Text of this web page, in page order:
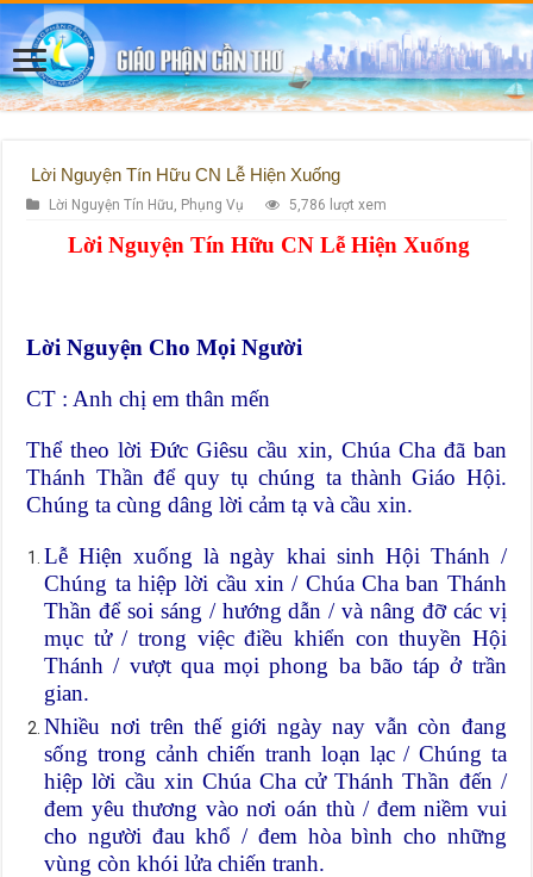
Lời Nguyện Tín Hữu CN Lễ Hiện Xuống
Lời Nguyện Tín Hữu Phụng Vụ 5,786 lượt xem
Lời Nguyện Tín Hữu CN Lễ Hiện Xuống
Lời Nguyện Cho Mọi Người
CT : Anh chị em thân mến
Thể theo lời Đức Giêsu cầu xin, Chúa Cha đã ban
Thánh Thần để quy tụ chúng ta thành Giáo Hội.
Chúng ta cùng dâng lời cảm tạ và cầu xin.
Lễ Hiện xuống là ngày khai sinh Hội Thánh /
Chúng ta hiệp lời cầu xin / Chúa Cha ban Thánh
Thần để soi sáng / hướng dẫn / và nâng đỡ các vị
mục tử / trong việc điều khiển con thuyền Hội
Thánh / vượt qua mọi phong ba bão táp ở trần
gian.
Nhiều nơi trên thế giới ngày nay vẫn còn đang
sống trong cảnh chiến tranh loạn lạc / Chúng ta
hiệp lời cầu xin Chúa Cha cử Thánh Thần đến /
đem yêu thương vào nơi oán thù / đem niềm vui
cho người đau khổ / đem hòa bình cho những
vùng còn khói lửa chiến tranh.